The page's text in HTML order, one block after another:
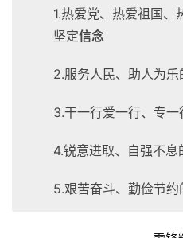
1.热爱党、热爱祖国、
坚定信念
2.服务人民、助人为乐
3.干一行爱一行、专一
4.锐意进取、自强不息
5.艰苦奋斗、勤俭节约